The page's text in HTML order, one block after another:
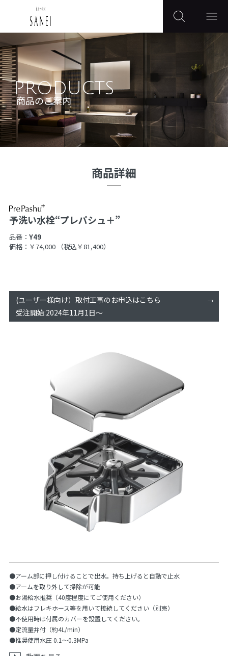
PRODUCTS
商品のご案内
商品詳細
予洗い水栓“プレパシュ＋”
品番： Y49
価格：￥74,000
（税込￥81,400）
(ユーザー様向け）取付工事のお申込はこちら
受注開始:2024年11月1日～
●アーム部に押し付けることで出水。持ち上げると自動で止水
●アームを取り外して掃除が可能
●お湯給水推奨（40度程度にてご使用ください）
●給水はフレキホース等を用いて接続してください（別売）
●不使用時は付属のカバーを設置してください。
●定流量弁付（約4L/min）
●推奨使用水圧 0.1〜0.3MPa